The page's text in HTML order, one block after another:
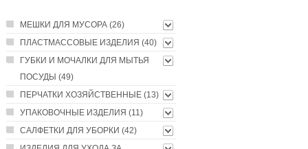
МЕШКИ ДЛЯ МУСОРА (26)
ПЛАСТМАССОВЫЕ ИЗДЕЛИЯ (40)
ГУБКИ И МОЧАЛКИ ДЛЯ МЫТЬЯ
ПОСУДЫ (49)
ПЕРЧАТКИ ХОЗЯЙСТВЕННЫЕ (13)
УПАКОВОЧНЫЕ ИЗДЕЛИЯ (11)
САЛФЕТКИ ДЛЯ УБОРКИ (42)